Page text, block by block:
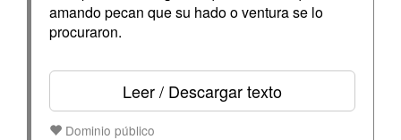
amando pecan que su hado o ventura se lo
procuraron.
Leer / Descargar texto
Dominio público